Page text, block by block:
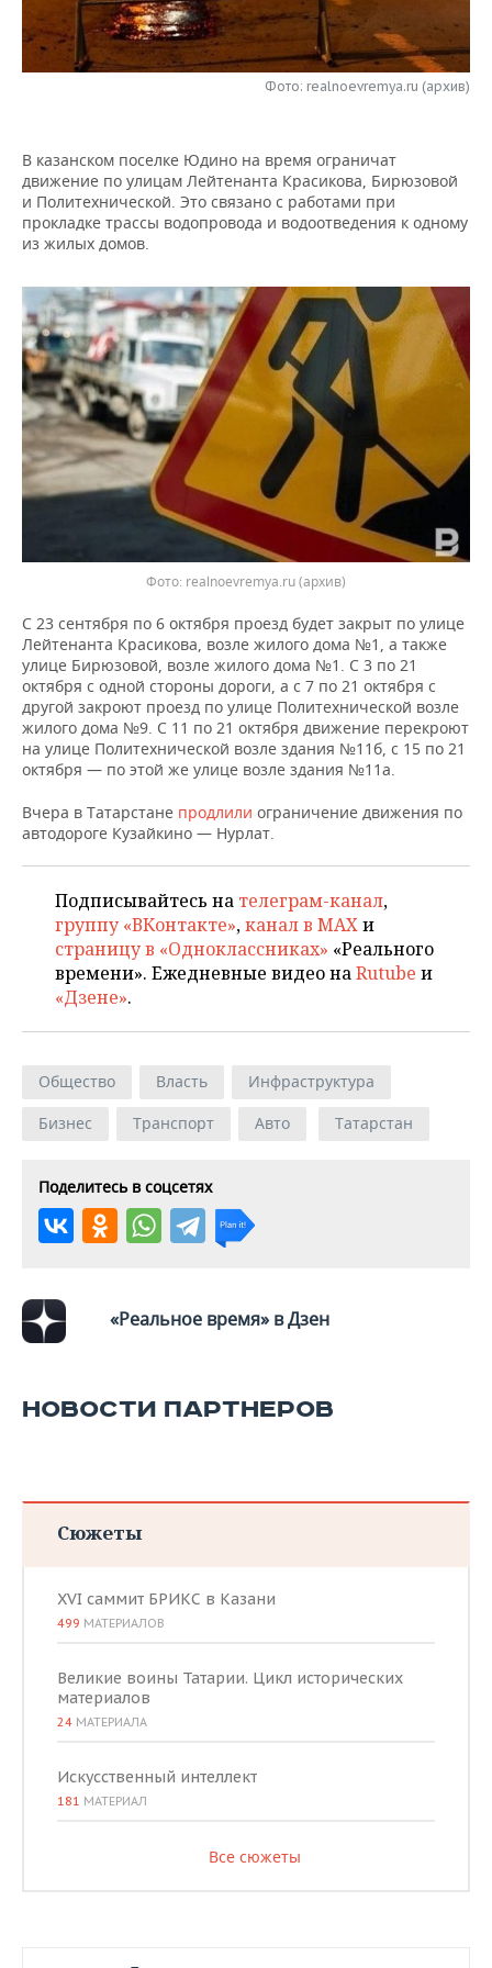
НЕФТЕХИМИЯ
НЕФТЬ
ЭНЕРГЕТИКА
РОЗНИЧНАЯ ТОРГОВЛЯ
НОВОСТИ ТЕХНОЛОГИЙ
ТЕЛЕКОММУНИКАЦИИ
МЕРОПРИЯТИЯ
БИЗНЕС-БРАНЧИ
ONLINE-КОНФЕРЕНЦИИ
ОТКРЫТАЯ ЛЕКЦИЯ
ФУТБОЛ
ХОККЕЙ
БАСКЕТБОЛ
ВОЛЕЙБОЛ
КИБЕРСПОРТ
ФИГУРНОЕ КАТАНИЕ
ВОДНЫЕ ВИДЫ СПОРТА
НОВОСТИ ОБЩЕСТВА
ВЛАСТЬ
ИНФРАСТРУКТУРА
ИСТОРИЯ
КУЛЬТУРА
МЕДИЦИНА
ОБРАЗОВАНИЕ
ФОТОГАЛЕРЕЯ
СЮЖЕТЫ
СПРАВОЧНИК
СПИСОК ПЕРСОН
СПИСОК КОМПАНИЙ
ПОЛНАЯ ВЕРСИЯ
Фото: realnoevremya.ru (архив)
В казанском поселке Юдино на время ограничат
движение по улицам Лейтенанта Красикова, Бирюзовой
и Политехнической. Это связано с работами при
прокладке трассы водопровода и водоотведения к одному
из жилых домов.
Фото: realnoevremya.ru (архив)
С 23 сентября по 6 октября проезд будет закрыт по улице
Лейтенанта Красикова, возле жилого дома №1, а также
улице Бирюзовой, возле жилого дома №1. С 3 по 21
октября с одной стороны дороги, а с 7 по 21 октября с
другой закроют проезд по улице Политехнической возле
жилого дома №9. С 11 по 21 октября движение перекроют
на улице Политехнической возле здания №11б, с 15 по 21
октября — по этой же улице возле здания №11а.
Вчера в Татарстане продлили ограничение движения по
автодороге Кузайкино — Нурлат.
Подписывайтесь на телеграм-канал,
группу «ВКонтакте»,канал в MAXи
страницу в «Одноклассниках» «Реального
времени». Ежедневные видео наRutube и
«Дзене».
Общество Власть
Инфраструктура
Бизнес
Транспорт Авто Татарстан
Поделитесь в соцсетях
«Реальное время» в Дзен
НОВОСТИ ПАРТНЕРОВ
Сюжеты
XVI саммит БРИКС в Казани
499 МАТЕРИАЛОВ
Великие воины Татарии. Цикл исторических
материалов
24 МАТЕРИАЛА
Искусственный интеллект
181 МАТЕРИАЛ
Все сюжеты